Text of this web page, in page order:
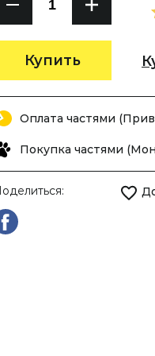
Купить
Оплата частями
Покупка частями